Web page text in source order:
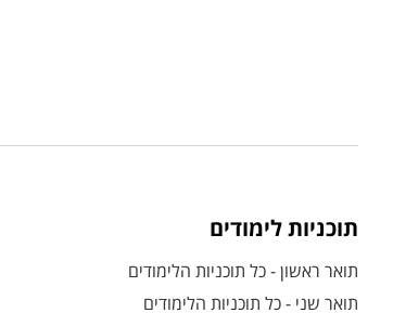
תוכניות לימודים
תואר ראשון - כל תוכניות הלימודים
תואר שני - כל תוכניות הלימודים